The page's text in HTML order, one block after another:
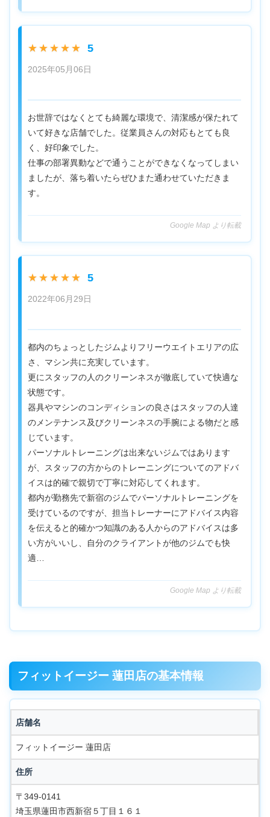
★★★★★ 5
2025年05月06日
お世辞ではなくとても綺麗な環境で、清潔感が保たれて
いて好きな店舗でした。従業員さんの対応もとても良
く、好印象でした。
仕事の部署異動などで通うことができなくなってしまい
ましたが、落ち着いたらぜひまた通わせていただきま
す。
Google Map より転載
★★★★★ 5
2022年06月29日
都内のちょっとしたジムよりフリーウエイトエリアの広
さ、マシン共に充実しています。
更にスタッフの人のクリーンネスが徹底していて快適な
状態です。
器具やマシンのコンディションの良さはスタッフの人達
のメンテナンス及びクリーンネスの手腕による物だと感
じています。
パーソナルトレーニングは出来ないジムではあります
が、スタッフの方からのトレーニングについてのアドバ
イスは的確で親切で丁寧に対応してくれます。
都内が勤務先で新宿のジムでパーソナルトレーニングを
受けているのですが、担当トレーナーにアドバイス内容
を伝えると的確かつ知識のある人からのアドバイスは多
い方がいいし、自分のクライアントが他のジムでも快
適…
Google Map より転載
フィットイージー 蓮田店の基本情報
店舗名
フィットイージー 蓮田店
住所
〒349-0141
埼玉県蓮田市西新宿５丁目１６１